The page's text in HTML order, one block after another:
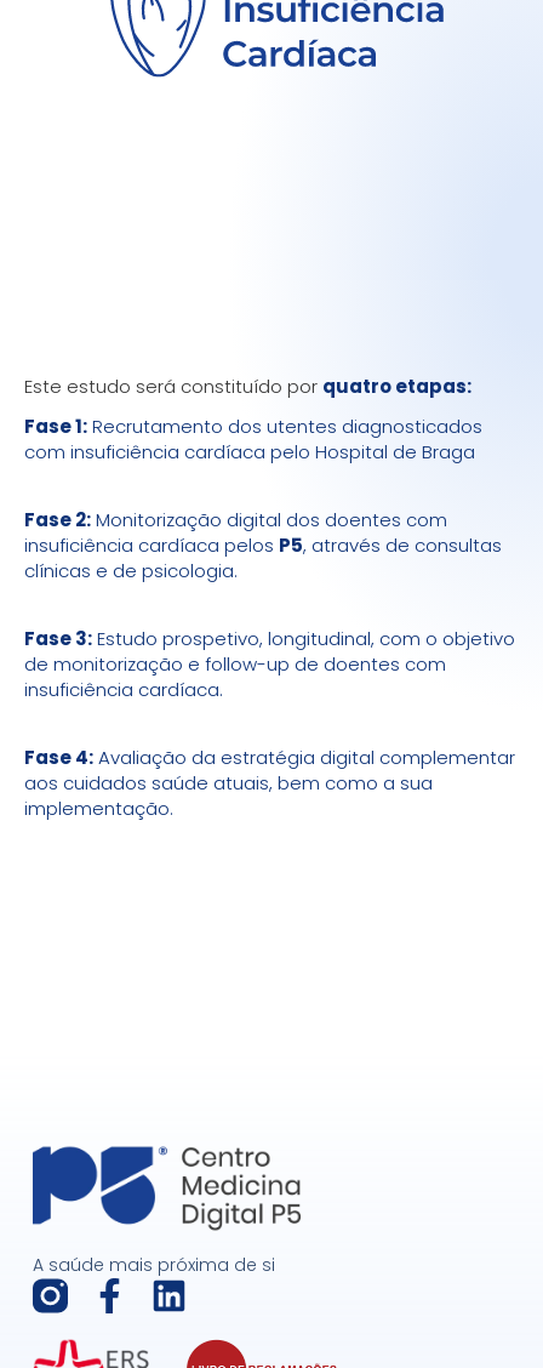
Este estudo será constituído por quatro etapas:
Fase 1:Recrutamento dos utentes diagnosticados
com insuficiência cardíaca pelo Hospital de Braga
Fase 2:Monitorização digital dos doentes com
insuficiência cardíaca pelos P5, através de consultas
clínicas e de psicologia.
Fase 3:Estudo prospetivo, longitudinal, com o objetivo
de monitorização e follow-up de doentes com
insuficiência cardíaca.
Fase 4:Avaliação da estratégia digital complementar
aos cuidados saúde atuais, bem como a sua
implementação.
A saúde mais próxima de si
F
a
L